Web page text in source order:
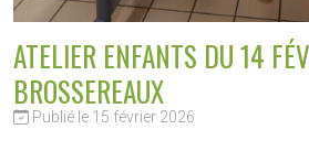
ATELIER ENFANTS DU 14
BROSSEREAUX
Publié le 15 février 2026